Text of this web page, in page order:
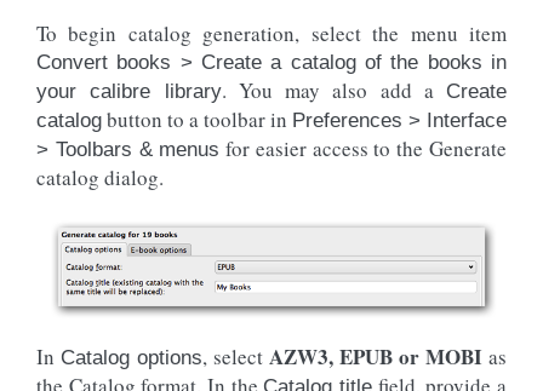
To begin catalog generation, select the menu item
Convert books > Create a catalog of the books in
your calibre library. You may also add a Create
catalog button to a toolbar in Preferences > Interface
> Toolbars & menus for easier access to the Generate
catalog dialog.
In Catalog options, select AZW3, EPUB or MOBI as